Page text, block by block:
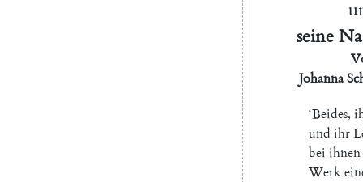
seine
Johanna
‘Beides,
und ihr
bei ihnen
Werk